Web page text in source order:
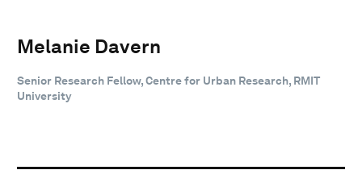
Melanie Davern
Senior Research Fellow, Centre for Urban Research, RMIT
University